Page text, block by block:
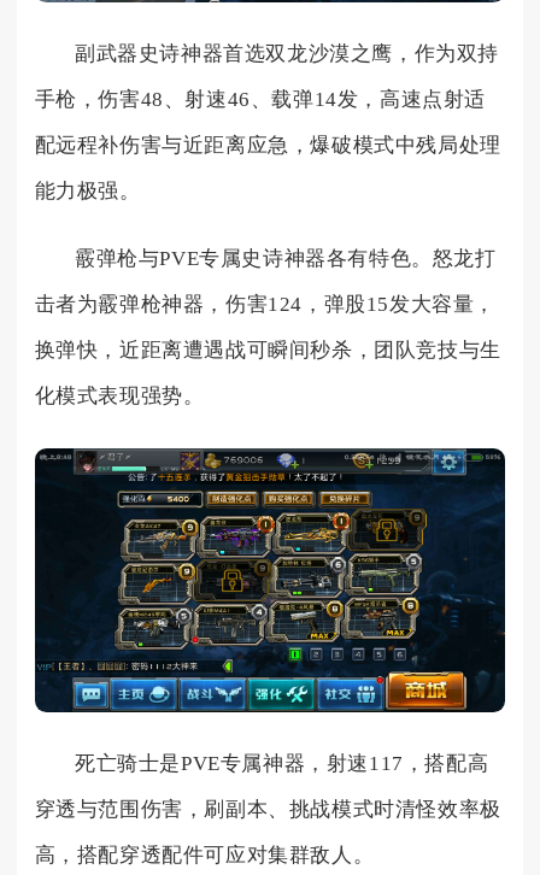
副武器史诗神器首选双龙沙漠之鹰，作为双持
手枪，伤害48、射速46、载弹14发，高速点射适
配远程补伤害与近距离应急，爆破模式中残局处理
能力极强。
霰弹枪与PVE专属史诗神器各有特色。怒龙打
击者为霰弹枪神器，伤害124，弹股15发大容量，
换弹快，近距离遭遇战可瞬间秒杀，团队竞技与生
化模式表现强势。
死亡骑士是PVE专属神器，射速117，搭配高
穿透与范围伤害，刷副本、挑战模式时清怪效率极
高，搭配穿透配件可应对集群敌人。